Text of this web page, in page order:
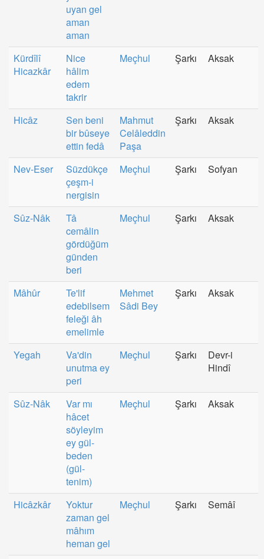
uyan gel
aman
aman
Kürdîlî
Hicazkâr
Nice
hâlim
edem
takrir
Meçhul Şarkı Aksak
Hicâz
Sen beni
bir bûseye
ettin fedâ
Mahmut
Celâleddin
Paşa
Şarkı Aksak
Nev-Eser
Süzdükçe
çeşm-i
nergisin
Meçhul Şarkı Sofyan
Sûz-Nâk
Tâ
cemâlin
gördüğüm
günden
beri
Meçhul Şarkı Aksak
Mâhûr
Te'lif
edebilsem
feleği âh
emelimle
Mehmet
Sâdi Bey
Şarkı Aksak
Yegah
Va'din
unutma ey
peri
Meçhul Şarkı
Devr-i
Hindî
Sûz-Nâk
Var mı
hâcet
söyleyim
ey gül-
beden
(gül-
tenim)
Meçhul Şarkı Aksak
Hicâzkâr
Yoktur
zaman gel
mâhım
heman gel
Meçhul Şarkı Semâî